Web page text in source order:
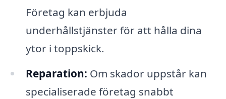
Företag kan erbjuda
underhållstjänster för att hålla dina
ytor i toppskick.
Reparation: Om skador uppstår kan
specialiserade företag snabbt